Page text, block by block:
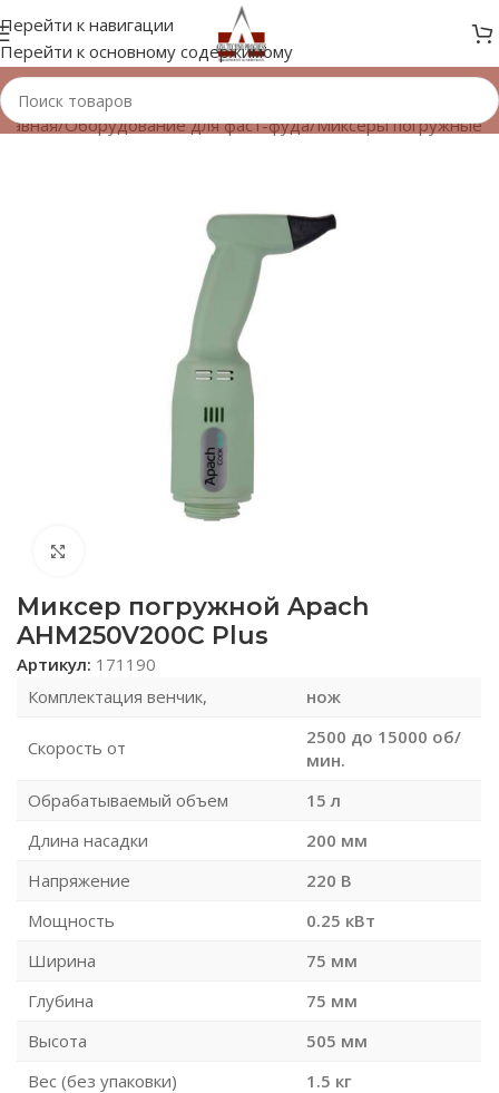
Перейти к навигации
Перейти к основному содержимому
/Оборудование для фаст-фуда/Миксеры погружные
Миксер погружной Apach
AHM250V200C Plus
Артикул: 171190
Комплектация венчик,
нож
Скорость от
2500 до 15000 об/
мин.
Обрабатываемый объем
15 л
Длина насадки
200 мм
Напряжение
220 В
Мощность
0.25 кВт
Ширина
75 мм
Глубина
75 мм
Высота
505 мм
Вес (без упаковки)
1.5 кг